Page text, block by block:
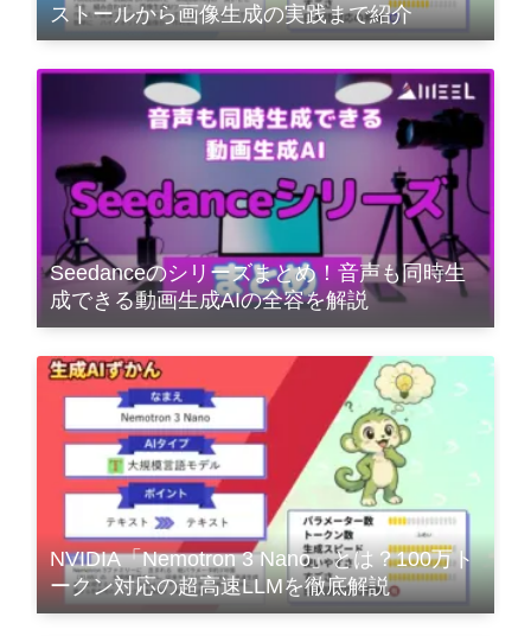
ストールから画像生成の実践まで紹介
Seedanceのシリーズまとめ！音声も同時生
成できる動画生成AIの全容を解説
NVIDIA「Nemotron 3 Nano」とは？100万ト
ークン対応の超高速LLMを徹底解説